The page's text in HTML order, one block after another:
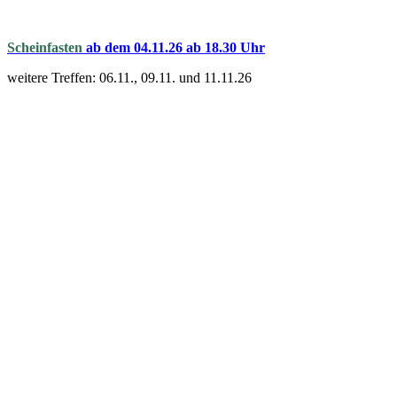
Scheinfasten ab dem 04.11.26 ab 18.30 Uhr
weitere Treffen: 06.11., 09.11. und 11.11.26